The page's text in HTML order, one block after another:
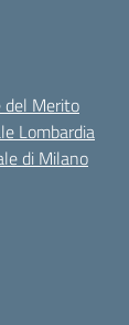
del Merito
Lombardia
di Milano